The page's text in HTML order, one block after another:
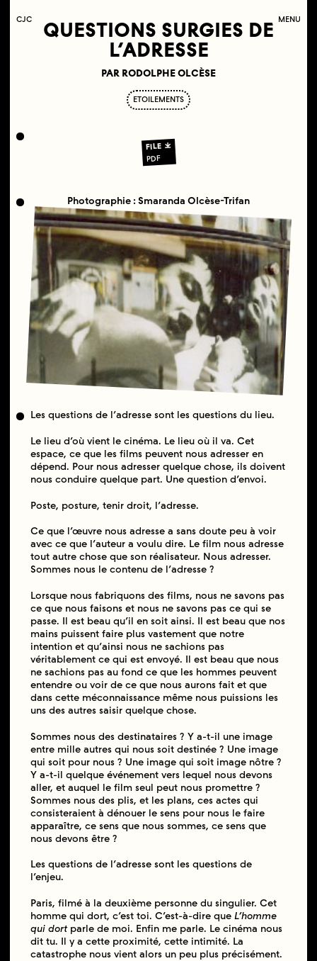
COLLECTIF
JEUNE
C MENU
QUESTIONS SURGIES DE
L’ADRESSE
PAR RODOLPHE OLCÈSE
ETOILEMENTS
FILE
PDF
Photographie : Smaranda Olcèse-Trifan
Les questions de l’adresse sont les questions du lieu.
Le lieu d’où vient le cinéma. Le lieu où il va. Cet
espace, ce que les films peuvent nous adresser en
dépend. Pour nous adresser quelque chose, ils doivent
nous conduire quelque part. Une question d’envoi.
Poste, posture, tenir droit, l’adresse.
Ce que l’œuvre nous adresse a sans doute peu à voir
avec ce que l’auteur a voulu dire. Le film nous adresse
tout autre chose que son réalisateur. Nous adresser.
Sommes nous le contenu de l’adresse ?
Lorsque nous fabriquons des films, nous ne savons pas
ce que nous faisons et nous ne savons pas ce qui se
passe. Il est beau qu’il en soit ainsi. Il est beau que nos
mains puissent faire plus vastement que notre
intention et qu’ainsi nous ne sachions pas
véritablement ce qui est envoyé. Il est beau que nous
ne sachions pas au fond ce que les hommes peuvent
entendre ou voir de ce que nous aurons fait et que
dans cette méconnaissance même nous puissions les
uns des autres saisir quelque chose.
Sommes nous des destinataires ? Y a-t-il une image
entre mille autres qui nous soit destinée ? Une image
qui soit pour nous ? Une image qui soit image nôtre ?
Y a-t-il quelque événement vers lequel nous devons
aller, et auquel le film seul peut nous promettre ?
Sommes nous des plis, et les plans, ces actes qui
consisteraient à dénouer le sens pour nous le faire
apparaître, ce sens que nous sommes, ce sens que
nous devons être ?
Les questions de l’adresse sont les questions de
l’enjeu.
Paris, filmé à la deuxième personne du singulier. Cet
homme qui dort, c’est toi. C’est-à-dire que L’homme
qui dortparle de moi. Enfin me parle. Le cinéma nous
dit tu. Il y a cette proximité, cette intimité. La
catastrophe nous vient alors un peu plus précisément.